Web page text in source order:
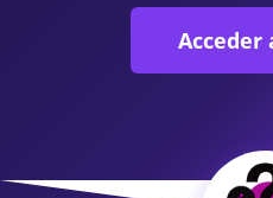
Acceder